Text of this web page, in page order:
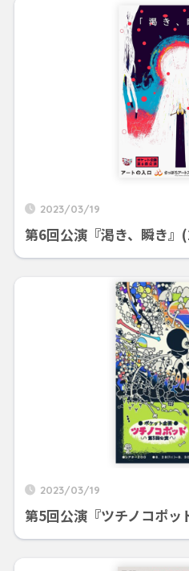
2023/03/19
第6回公演『渇き、瞬き』
2023/03/19
第5回公演『ツチノコポ